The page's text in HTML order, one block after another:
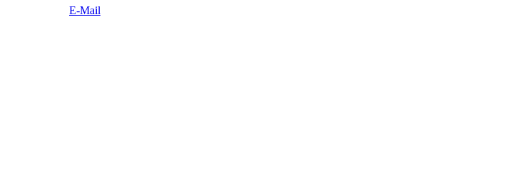
E-Mail